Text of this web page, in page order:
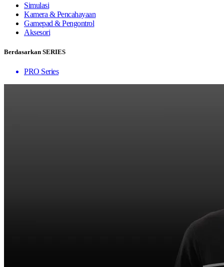
Simulasi
Kamera & Pencahayaan
Gamepad & Pengontrol
Aksesori
Berdasarkan SERIES
PRO Series